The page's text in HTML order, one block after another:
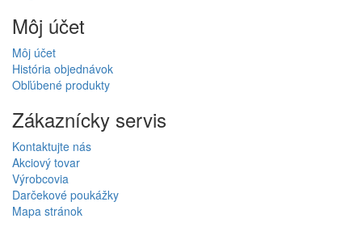
Môj účet
Môj účet
História objednávok
Obľúbené produkty
Zákaznícky servis
Kontaktujte nás
Akciový tovar
Výrobcovia
Darčekové poukážky
Mapa stránok